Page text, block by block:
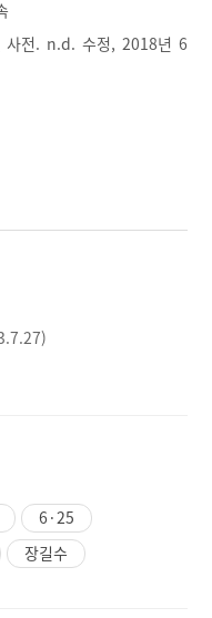
사전. n.d. 수정, 2018년 6
6·25
장길수